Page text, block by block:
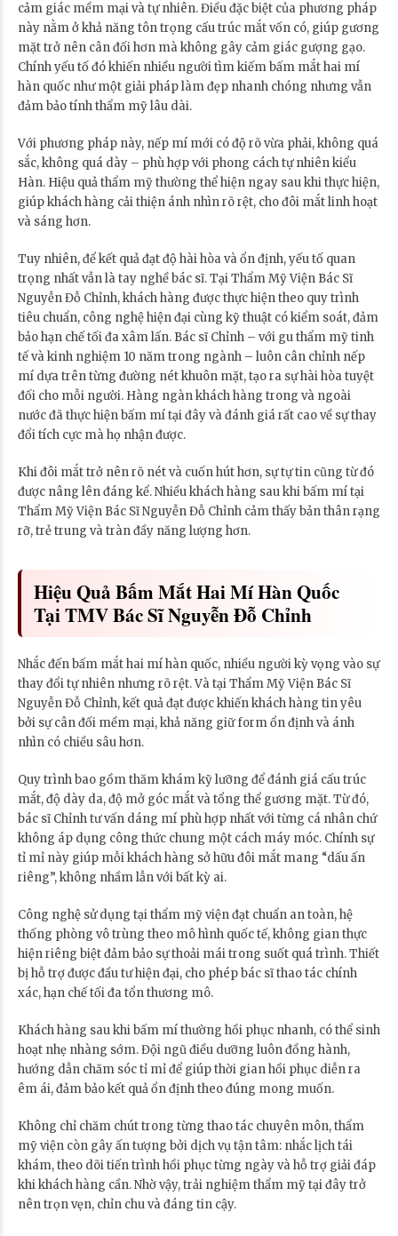
cảm giác mềm mại và tự nhiên. Điều đặc biệt của phương pháp
này nằm ở khả năng tôn trọng cấu trúc mắt vốn có, giúp gương
mặt trở nên cân đối hơn mà không gây cảm giác gượng gạo.
Chính yếu tố đó khiến nhiều người tìm kiếm bấm mắt hai mí
hàn quốc như một giải pháp làm đẹp nhanh chóng nhưng vẫn
đảm bảo tính thẩm mỹ lâu dài.
Với phương pháp này, nếp mí mới có độ rõ vừa phải, không quá
sắc, không quá dày – phù hợp với phong cách tự nhiên kiểu
Hàn. Hiệu quả thẩm mỹ thường thể hiện ngay sau khi thực hiện,
giúp khách hàng cải thiện ánh nhìn rõ rệt, cho đôi mắt linh hoạt
và sáng hơn.
Tuy nhiên, để kết quả đạt độ hài hòa và ổn định, yếu tố quan
trọng nhất vẫn là tay nghề bác sĩ. Tại Thẩm Mỹ Viện Bác Sĩ
Nguyễn Đỗ Chỉnh, khách hàng được thực hiện theo quy trình
tiêu chuẩn, công nghệ hiện đại cùng kỹ thuật có kiểm soát, đảm
bảo hạn chế tối đa xâm lấn. Bác sĩ Chỉnh – với gu thẩm mỹ tinh
tế và kinh nghiệm 10 năm trong ngành – luôn cân chỉnh nếp
mí dựa trên từng đường nét khuôn mặt, tạo ra sự hài hòa tuyệt
đối cho mỗi người. Hàng ngàn khách hàng trong và ngoài
nước đã thực hiện bấm mí tại đây và đánh giá rất cao về sự thay
đổi tích cực mà họ nhận được.
Khi đôi mắt trở nên rõ nét và cuốn hút hơn, sự tự tin cũng từ đó
được nâng lên đáng kể. Nhiều khách hàng sau khi bấm mí tại
Thẩm Mỹ Viện Bác Sĩ Nguyễn Đỗ Chỉnh cảm thấy bản thân rạng
rỡ, trẻ trung và tràn đầy năng lượng hơn.
Hiệu Quả Bấm Mắt Hai Mí Hàn Quốc
Tại TMV Bác Sĩ Nguyễn Đỗ Chỉnh
Nhắc đến bấm mắt hai mí hàn quốc, nhiều người kỳ vọng vào sự
thay đổi tự nhiên nhưng rõ rệt. Và tại Thẩm Mỹ Viện Bác Sĩ
Nguyễn Đỗ Chỉnh, kết quả đạt được khiến khách hàng tin yêu
bởi sự cân đối mềm mại, khả năng giữ form ổn định và ánh
nhìn có chiều sâu hơn.
Quy trình bao gồm thăm khám kỹ lưỡng để đánh giá cấu trúc
mắt, độ dày da, độ mở góc mắt và tổng thể gương mặt. Từ đó,
bác sĩ Chỉnh tư vấn dáng mí phù hợp nhất với từng cá nhân chứ
không áp dụng công thức chung một cách máy móc. Chính sự
tỉ mỉ này giúp mỗi khách hàng sở hữu đôi mắt mang “dấu ấn
riêng”, không nhầm lẫn với bất kỳ ai.
Công nghệ sử dụng tại thẩm mỹ viện đạt chuẩn an toàn, hệ
thống phòng vô trùng theo mô hình quốc tế, không gian thực
hiện riêng biệt đảm bảo sự thoải mái trong suốt quá trình. Thiết
bị hỗ trợ được đầu tư hiện đại, cho phép bác sĩ thao tác chính
xác, hạn chế tối đa tổn thương mô.
Khách hàng sau khi bấm mí thường hồi phục nhanh, có thể sinh
hoạt nhẹ nhàng sớm. Đội ngũ điều dưỡng luôn đồng hành,
hướng dẫn chăm sóc tỉ mỉ để giúp thời gian hồi phục diễn ra
êm ái, đảm bảo kết quả ổn định theo đúng mong muốn.
Không chỉ chăm chút trong từng thao tác chuyên môn, thẩm
mỹ viện còn gây ấn tượng bởi dịch vụ tận tâm: nhắc lịch tái
khám, theo dõi tiến trình hồi phục từng ngày và hỗ trợ giải đáp
khi khách hàng cần. Nhờ vậy, trải nghiệm thẩm mỹ tại đây trở
nên trọn vẹn, chỉn chu và đáng tin cậy.